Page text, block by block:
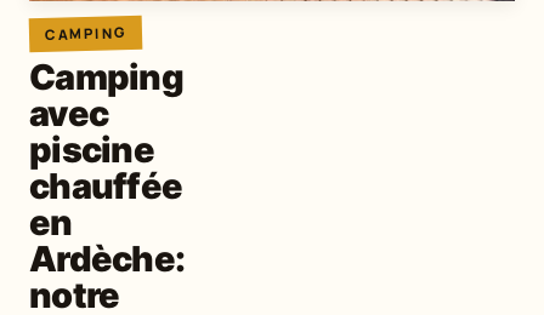
CAMPING
Camping
avec
piscine
chauffée
en
Ardèche:
notre